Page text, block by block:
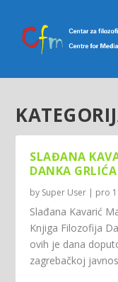
SLAĐANA
DANKA GRLIĆA
by Super User | pro
Slađana Kavarić
Knjiga Filozofija
ovih je dana
zagrebačkoj